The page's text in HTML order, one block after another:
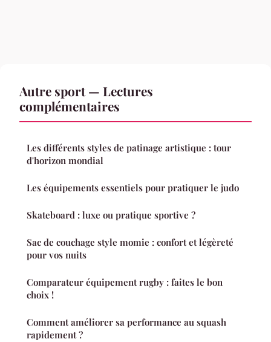
Autre sport — Lectures
complémentaires
Les différents styles de patinage artistique : tour
d'horizon mondial
Les équipements essentiels pour pratiquer le judo
Skateboard : luxe ou pratique sportive ?
Sac de couchage style momie : confort et légèreté
pour vos nuits
Comparateur équipement rugby : faites le bon
choix !
Comment améliorer sa performance au squash
rapidement ?